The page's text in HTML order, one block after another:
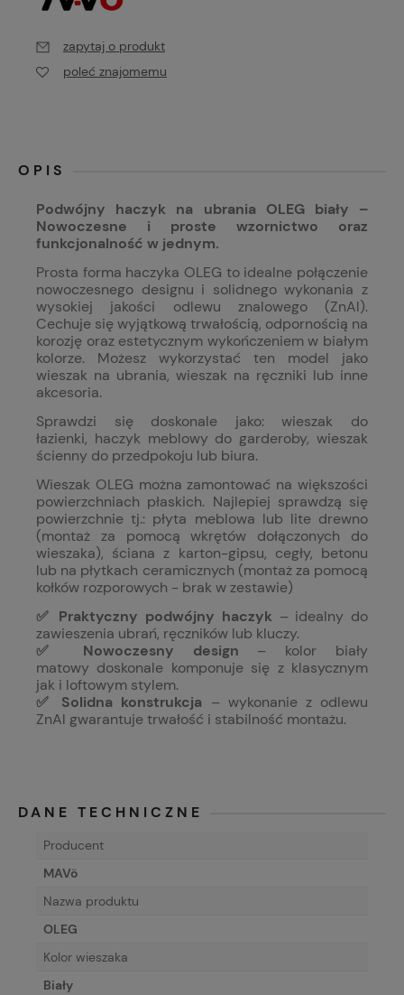
zapytaj o produkt
poleć znajomemu
OPIS
Podwójny haczyk na ubrania OLEG biały –
Nowoczesne i proste wzornictwo oraz
funkcjonalność w jednym.
Prosta forma haczyka OLEG to idealne połączenie
nowoczesnego designu i solidnego wykonania z
wysokiej jakości odlewu znalowego (ZnAl).
Cechuje się wyjątkową trwałością, odpornością na
korozję oraz estetycznym wykończeniem w białym
kolorze. Możesz wykorzystać ten model jako
wieszak na ubrania, wieszak na ręczniki lub inne
akcesoria.
Sprawdzi się doskonale jako: wieszak do
łazienki, haczyk meblowy do garderoby, wieszak
ścienny do przedpokoju lub biura.
Wieszak OLEG można zamontować na większości
powierzchniach płaskich. Najlepiej sprawdzą się
powierzchnie tj.: płyta meblowa lub lite drewno
(montaż za pomocą wkrętów dołączonych do
wieszaka), ściana z karton-gipsu, cegły, betonu
lub na płytkach ceramicznych (montaż za pomocą
kołków rozporowych - brak w zestawie)
✅ Praktyczny podwójny haczyk– idealny do
zawieszenia ubrań, ręczników lub kluczy.
✅ Nowoczesny design – kolor biały
matowy doskonale komponuje się z klasycznym
jak i loftowym stylem.
✅ Solidna konstrukcja – wykonanie z odlewu
ZnAl gwarantuje trwałość i stabilność montażu.
DANE TECHNICZNE
Producent
MAVö
Nazwa produktu
OLEG
Kolor wieszaka
Biały